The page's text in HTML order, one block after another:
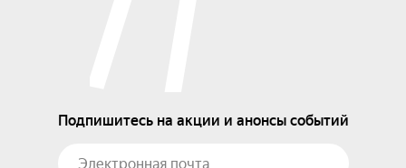
Подпишитесь на акции и анонсы событий